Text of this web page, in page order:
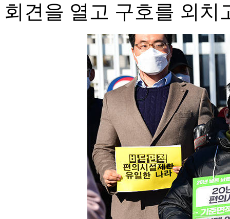
회견을 열고 구호를 외치